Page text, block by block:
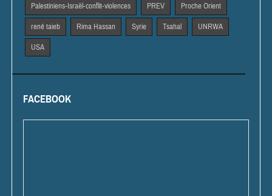
Palestiniens-Israël-conflit-violences PREV Proche Orient
rené taieb Rima Hassan Syrie Tsahal UNRWA
USA
FACEBOOK